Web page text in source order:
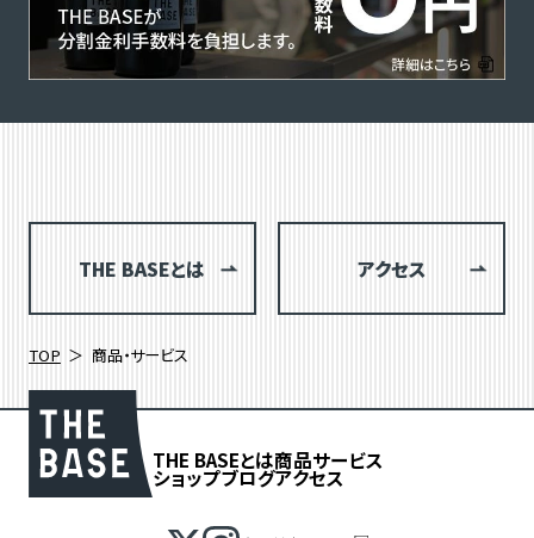
THE BASEとは アクセス
TOP 商品・サービス
THE BASEとは商品サービス
ショップブログアクセス